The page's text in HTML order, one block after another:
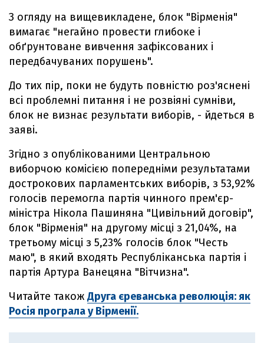
З огляду на вищевикладене, блок "Вірменія"
вимагає "негайно провести глибоке і
обґрунтоване вивчення зафіксованих і
передбачуваних порушень".
До тих пір, поки не будуть повністю роз'яснені
всі проблемні питання і не розвіяні сумніви,
блок не визнає результати виборів, - йдеться в
заяві.
Згідно з опублікованими Центральною
виборчою комісією попередніми результатами
дострокових парламентських виборів, з 53,92%
голосів перемогла партія чинного прем'єр-
міністра Нікола Пашиняна "Цивільний договір",
блок "Вірменія" на другому місці з 21,04%, на
третьому місці з 5,23% голосів блок "Честь
маю", в який входять Республіканська партія і
партія Артура Ванецяна "Вітчизна".
Читайте також Друга єреванська революція: як
Росія програла у Вірменії.